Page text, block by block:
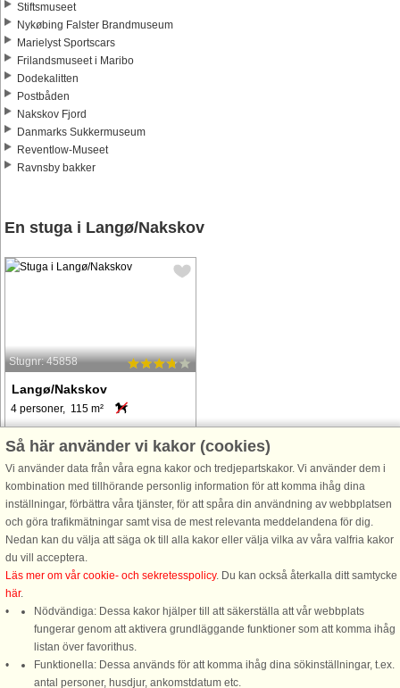
Stiftsmuseet
Nykøbing Falster Brandmuseum
Marielyst Sportscars
Frilandsmuseet i Maribo
Dodekalitten
Postbåden
Nakskov Fjord
Danmarks Sukkermuseum
Reventlow-Museet
Ravnsby bakker
En stuga i Langø/Nakskov
Stugnr: 45858
Langø/Nakskov
4 personer, 115 m²
Denne rummelige ferielejlighed
ligger direkte ved siden af ​​lejlighed
A, ejendomsnummer 9796. Den er
en ideel mulighed for større grupper,
da leje af begge lejligheder giver
mulighed for overnatning for ...
från 3.379 SEK
DanCenter A/S - Kronprinsensgade 3, 2. - 1114 København K - Danmark
Så här använder vi kakor (cookies)
Vi använder data från våra egna kakor och tredjepartskakor. Vi använder dem i
kombination med tillhörande personlig information för att komma ihåg dina
inställningar, förbättra våra tjänster, för att spåra din användning av webbplatsen
och göra trafikmätningar samt visa de mest relevanta meddelandena för dig.
Nedan kan du välja att säga ok till alla kakor eller välja vilka av våra valfria kakor
du vill acceptera.
Läs mer om vår cookie- och sekretesspolicy. Du kan också återkalla ditt samtycke
här.
Nödvändiga: Dessa kakor hjälper till att säkerställa att vår webbplats
fungerar genom att aktivera grundläggande funktioner som att komma ihåg
listan över favorithus.
Funktionella: Dessa används för att komma ihåg dina sökinställningar, t.ex.
antal personer, husdjur, ankomstdatum etc.